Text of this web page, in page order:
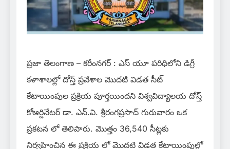
ప్రజా తెలంగాణ – కరీంనగర్ : ఎస్ యూ పరిధిలోని డిగ్రీ
కళాశాలల్లో దోస్త్ ప్రవేశాల మొదటి విడత సీట్
కేటాయింపుల ప్రక్రియ పూర్తయిందని విశ్వవిద్యాలయ దోస్త్
కోఆర్డినేటర్ డా. ఎన్.వి. శ్రీరంగప్రసాద్ గురువారం ఒక
ప్రకటన లో తెలిపారు. మొత్తం 36,540 సీట్లకు
నిర్వహించిన ఈ ప్రక్రియ లో మొదటి విడత కేటాయింపుల్లో